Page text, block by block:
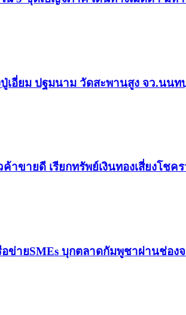
เอี่ยม ​ปฐม​นาม​ วัดสะพานสูง​ จว.นนท
าขาย​ดี​ เรียก​ทรัพย์เงินทอง​เสี่ยงโชค​
อข่ายSMEs บุกตลาดกัมพูชาผ่านช่อง